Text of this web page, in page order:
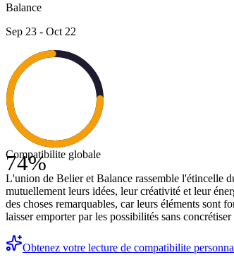
Balance
Sep 23 - Oct 22
74%
Compatibilite globale
L'union de Belier et Balance rassemble l'étincelle
mutuellement leurs idées, leur créativité et leur
des choses remarquables, car leurs éléments sont
laisser emporter par les possibilités sans concrétiser
Obtenez votre lecture de compatibilite